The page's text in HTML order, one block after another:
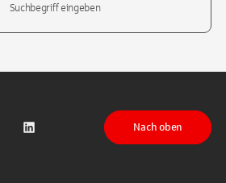
auf Instagram
auf TikTok
Sparkasse auf LinkedIn
Nach oben